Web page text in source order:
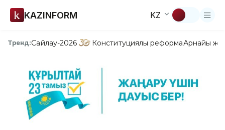
KAZINFORM KZ
Тренд:Сайлау-2026 Конституциялық реформаАрнайы